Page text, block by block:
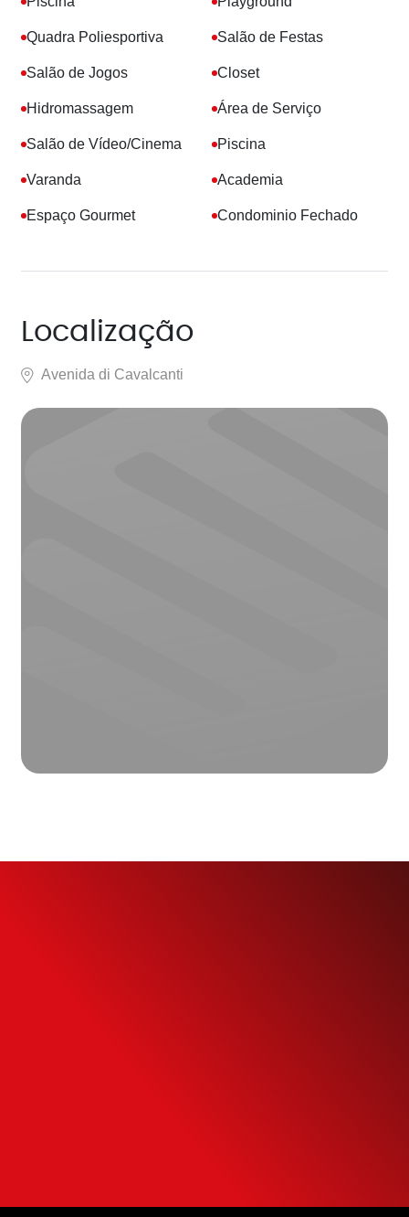
Quadra Poliesportiva Salão de Festas
Salão de Jogos Closet
Hidromassagem Área de Serviço
Salão de Vídeo/Cinema Piscina
Varanda Academia
Espaço Gourmet Condominio Fechado
Localização
Avenida di Cavalcanti